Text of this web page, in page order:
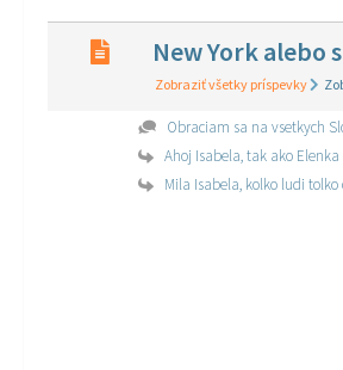
New York alebo
Zobraziť všetky príspevky
Obraciam sa na vsetkych
Ahoj Isabela, tak ako
Mila Isabela, kolko ludi